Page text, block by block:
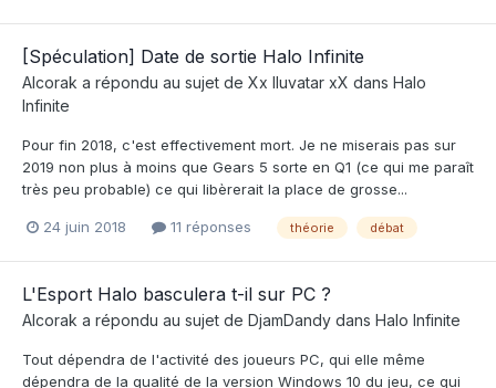
[Spéculation] Date de sortie Halo Infinite
Alcorak a répondu au sujet de Xx Iluvatar xX dans Halo
Infinite
Pour fin 2018, c'est effectivement mort. Je ne miserais pas sur
2019 non plus à moins que Gears 5 sorte en Q1 (ce qui me paraît
très peu probable) ce qui libèrerait la place de grosse...
24 juin 2018 11 réponses théorie débat
L'Esport Halo basculera t-il sur PC ?
Alcorak a répondu au sujet de DjamDandy dans Halo Infinite
Tout dépendra de l'activité des joueurs PC, qui elle même
dépendra de la qualité de la version Windows 10 du jeu, ce qui